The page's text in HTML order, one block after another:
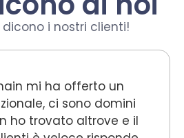
i nostri clienti!
mi ha offerto un
ci sono domini
ho trovato altrove e il